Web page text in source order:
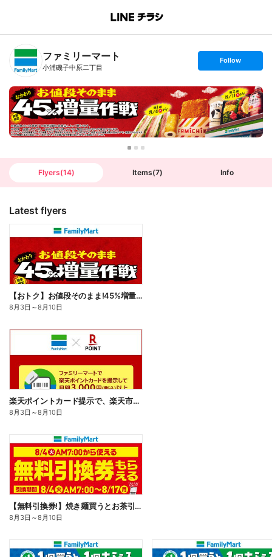
B
n
T
ファミリーマート
小浦磯子中原二丁目
s
t
o
l
l
o
w
Follow
Flyers(14) Items(7) Info
Latest flyers
【おトク】お値段そのまま!45%増量作戦!
8月3日 ～8月10日
楽天ポイントカード提示で、楽天市場でのお買い物がおトクに!
8月3日 ～8月10日
【無料引換券!】焼き麺買うとお茶引換券貰える!
8月3日 ～8月10日